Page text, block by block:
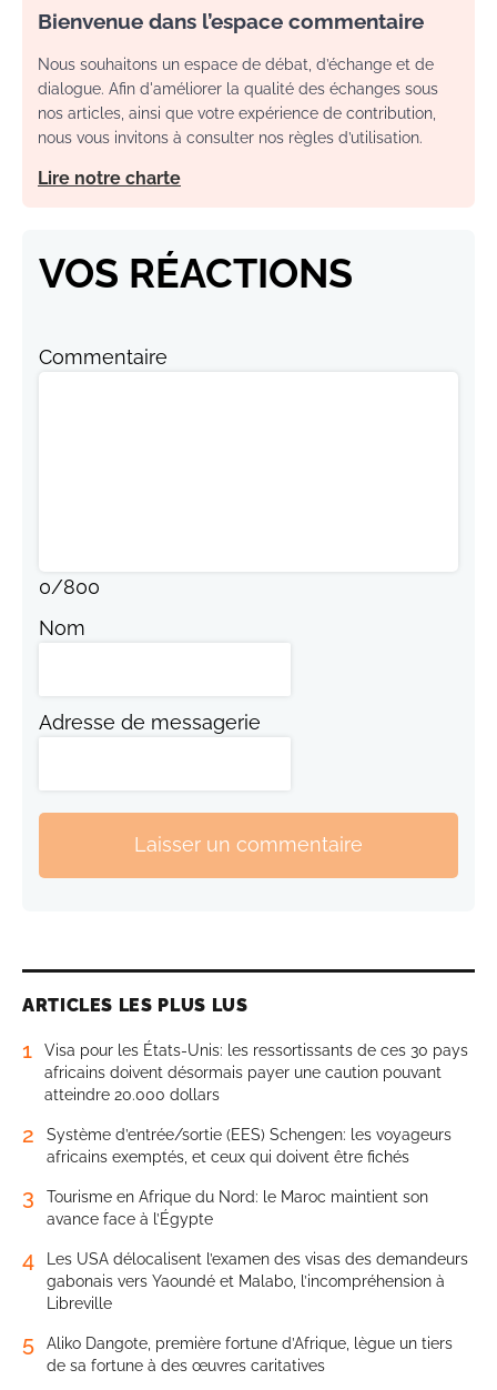
Bienvenue dans l’espace commentaire
Nous souhaitons un espace de débat, d’échange et de
dialogue. Afin d'améliorer la qualité des échanges sous
nos articles, ainsi que votre expérience de contribution,
nous vous invitons à consulter nos règles d’utilisation.
Lire notre charte
VOS RÉACTIONS
Commentaire
0/800
Nom
Adresse de messagerie
Laisser un commentaire
ARTICLES LES PLUS LUS
1
Visa pour les États-Unis: les ressortissants de ces 30 pays
africains doivent désormais payer une caution pouvant
atteindre 20.000 dollars
2
Système d’entrée/sortie (EES) Schengen: les voyageurs
africains exemptés, et ceux qui doivent être fichés
3
Tourisme en Afrique du Nord: le Maroc maintient son
avance face à l’Égypte
4
Les USA délocalisent l’examen des visas des demandeurs
gabonais vers Yaoundé et Malabo, l’incompréhension à
Libreville
5
Aliko Dangote, première fortune d’Afrique, lègue un tiers
de sa fortune à des œuvres caritatives